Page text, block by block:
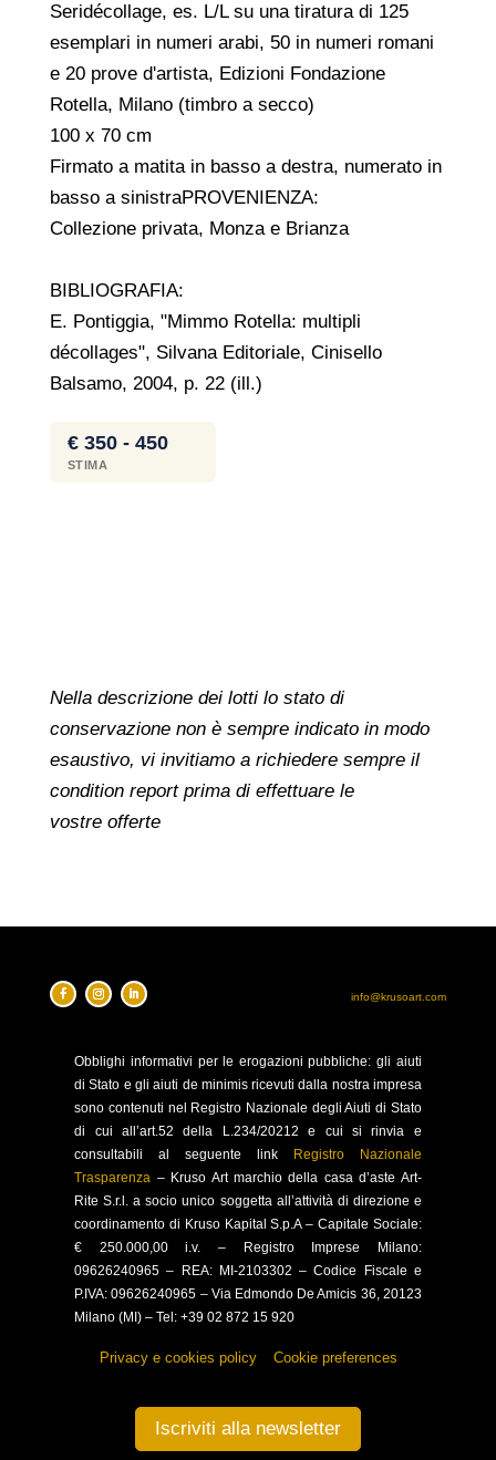
Seridécollage, es. L/L su una tiratura di 125
esemplari in numeri arabi, 50 in numeri romani
e 20 prove d'artista, Edizioni Fondazione
Rotella, Milano (timbro a secco)
100 x 70 cm
Firmato a matita in basso a destra, numerato in
basso a sinistraPROVENIENZA:
Collezione privata, Monza e Brianza
BIBLIOGRAFIA:
E. Pontiggia, "Mimmo Rotella: multipli
décollages", Silvana Editoriale, Cinisello
Balsamo, 2004, p. 22 (ill.)
€ 350 - 450
STIMA
Nella descrizione dei lotti lo stato di
conservazione non è sempre indicato in modo
esaustivo, vi invitiamo a richiedere sempre il
condition report prima di effettuare le
vostre offerte
info@krusoart.com
Obblighi informativi per le erogazioni pubbliche: gli aiuti
di Stato e gli aiuti de minimis ricevuti dalla nostra impresa
sono contenuti nel Registro Nazionale degli Aiuti di Stato
di cui all’art.52 della L.234/20212 e cui si rinvia e
consultabili al seguente link
Registro Nazionale
Trasparenza – Kruso Art marchio della casa d’aste Art-
Rite S.r.l. a socio unico soggetta all’attività di direzione e
coordinamento di Kruso Kapital S.p.A – Capitale Sociale:
€ 250.000,00 i.v. – Registro Imprese Milano:
09626240965 –
REA: MI-2103302 – Codice Fiscale e
P.IVA: 09626240965 – Via Edmondo De Amicis 36, 20123
Milano (MI) – Tel: +39 02 872 15 920
Privacy e cookies policy– Cookie preferences
Iscriviti alla newsletter